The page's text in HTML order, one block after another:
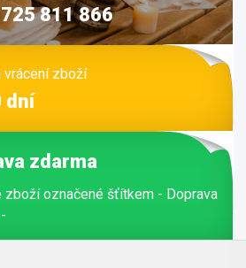
811 866
vrácení zboží
dní
zdarma
zboží označené šťítkem - Doprava